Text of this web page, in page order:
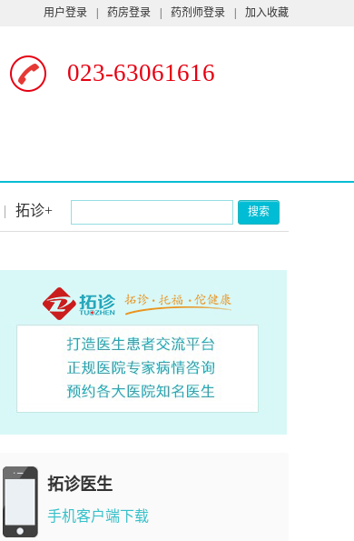
用户登录 药房登录 药剂师登录 加入收藏
023-63061616
| 拓诊+ 搜索
拓诊医生
手机客户端下载